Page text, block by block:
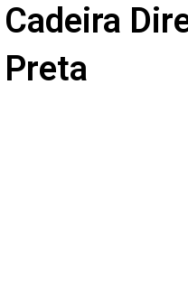
Cadeira
Preta